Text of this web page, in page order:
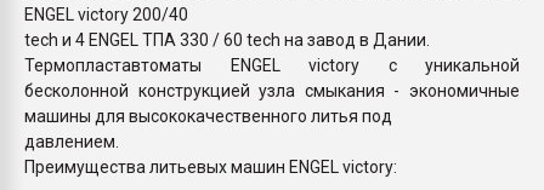
ENGEL victory 200/40
tech и 4 ENGEL ТПА 330 / 60 tech на завод в Дании.
Термопластавтоматы ENGEL victory с уникальной
бесколонной конструкцией узла смыкания - экономичные
машины для высококачественного литья под
давлением.
Преимущества литьевых машин ENGEL victory: